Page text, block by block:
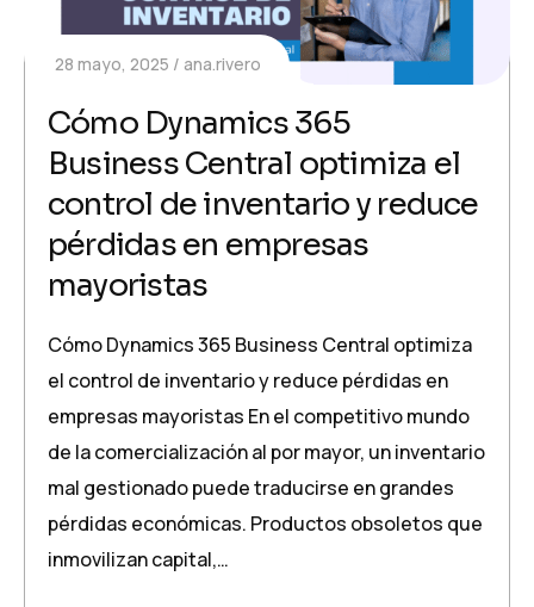
28 mayo, 2025 ana.rivero
Cómo Dynamics 365
Business Central optimiza el
control de inventario y reduce
pérdidas en empresas
mayoristas
Cómo Dynamics 365 Business Central optimiza
el control de inventario y reduce pérdidas en
empresas mayoristas En el competitivo mundo
de la comercialización al por mayor, un inventario
mal gestionado puede traducirse en grandes
pérdidas económicas. Productos obsoletos que
inmovilizan capital,…